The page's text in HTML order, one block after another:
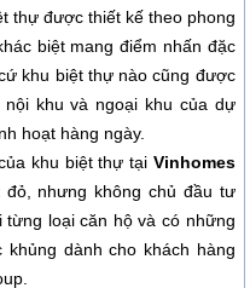
thự được thiết kế theo phong
biệt mang điểm nhấn đặc
khu biệt thự nào cũng được
khu và ngoại khu của dự
hoạt hàng ngày.
khu biệt thự tại Vinhomes
nhưng không chủ đầu tư
loại căn hộ và có những
dành cho khách hàng